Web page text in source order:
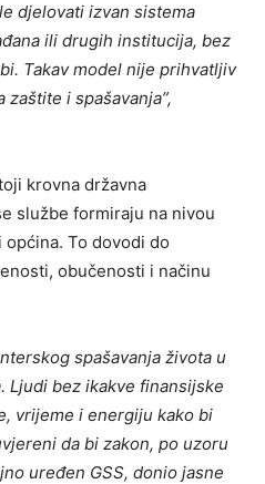
djelovati izvan sistema
ili drugih institucija, bez
Takav model nije prihvatljiv
zaštite i spašavanja”,
krovna državna
službe formiraju na nivou
To dovodi do
obučenosti i načinu
spašavanja života u
Ljudi bez ikakve finansijske
vrijeme i energiju kako bi
da bi zakon, po uzoru
uređen GSS, donio jasne